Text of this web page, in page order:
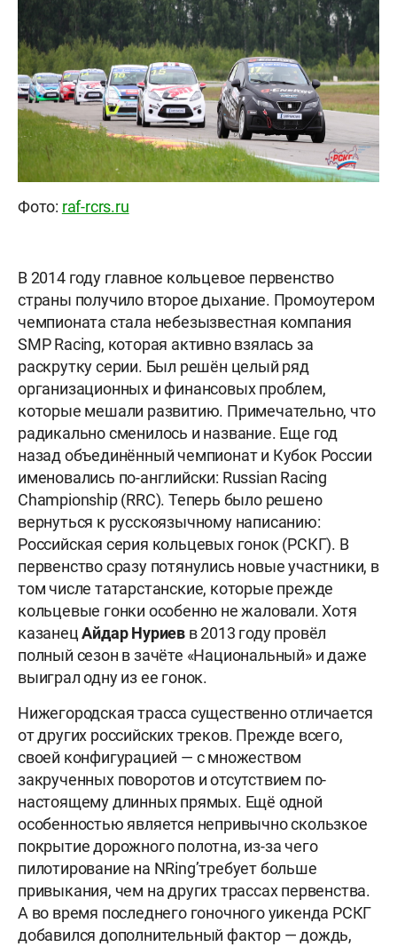
Фото: raf-rcrs.ru
В 2014 году главное кольцевое первенство
страны получило второе дыхание. Промоутером
чемпионата стала небезызвестная компания
SMP Racing, которая активно взялась за
раскрутку серии. Был решён целый ряд
организационных и финансовых проблем,
которые мешали развитию. Примечательно, что
радикально сменилось и название. Еще год
назад объединённый чемпионат и Кубок России
именовались по-английски: Russian Racing
Championship (RRC). Теперь было решено
вернуться к русскоязычному написанию:
Российская серия кольцевых гонок (РСКГ). В
первенство сразу потянулись новые участники, в
том числе татарстанские, которые прежде
кольцевые гонки особенно не жаловали. Хотя
казанецАйдар Нуриев в 2013 году провёл
полный сезон в зачёте «Национальный» и даже
выиграл одну из ее гонок.
Нижегородская трасса существенно отличается
от других российских треков. Прежде всего,
своей конфигурацией — с множеством
закрученных поворотов и отсутствием по-
настоящему длинных прямых. Ещё одной
особенностью является непривычно скользкое
покрытие дорожного полотна, из-за чего
пилотирование на NRing’требует больше
привыкания, чем на других трассах первенства.
А во время последнего гоночного уикенда РСКГ
добавился дополнительный фактор — дождь,